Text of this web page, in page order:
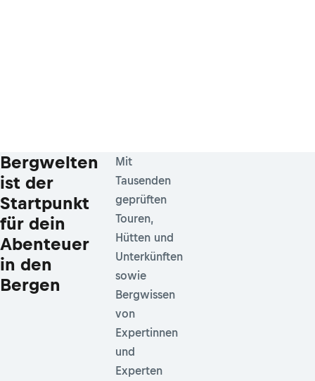
Bergwelten
ist der
Startpunkt
für dein
Abenteuer
in den
Bergen
Mit
Tausenden
geprüften
Touren,
Hütten und
Unterkünften
sowie
Bergwissen
von
Expertinnen
und
Experten